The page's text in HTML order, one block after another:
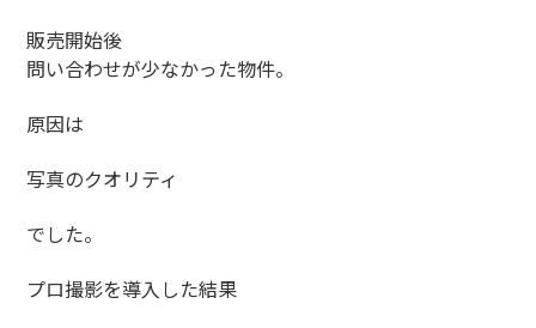
販売開始後
問い合わせが少なかった物件。
原因は
写真のクオリティ
でした。
プロ撮影を導入した結果